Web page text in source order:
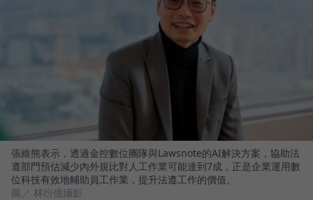
張維熊表示，透過金控數位團隊與Lawsnote的AI解決方案，協助法
遵部門預估減少內外規比對人工作業可能達到7成，正是企業運用數
位科技有效地輔助員工作業，提升法遵工作的價值。
圖／ 林衍億攝影